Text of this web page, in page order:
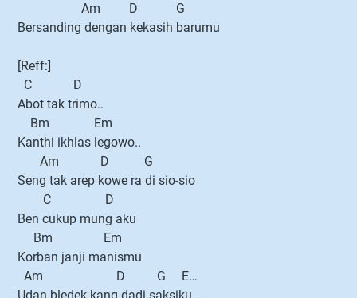
Am D G
Bersanding dengan kekasih barumu
[Reff:]
C D
Abot tak trimo..
Bm Em
Kanthi ikhlas legowo..
Am D G
Seng tak arep kowe ra di sio-sio
C D
Ben cukup mung aku
Bm Em
Korban janji manismu
Am D G E…